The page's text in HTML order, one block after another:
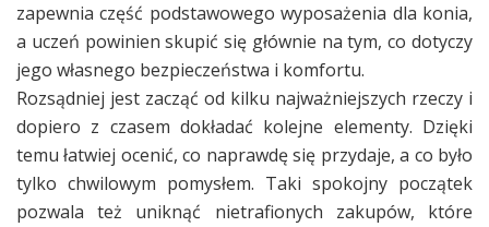
zapewnia część podstawowego wyposażenia dla konia,
a uczeń powinien skupić się głównie na tym, co dotyczy
jego własnego bezpieczeństwa i komfortu.
Rozsądniej jest zacząć od kilku najważniejszych rzeczy i
dopiero z czasem dokładać kolejne elementy. Dzięki
temu łatwiej ocenić, co naprawdę się przydaje, a co było
tylko chwilowym pomysłem. Taki spokojny początek
pozwala też uniknąć nietrafionych zakupów, które